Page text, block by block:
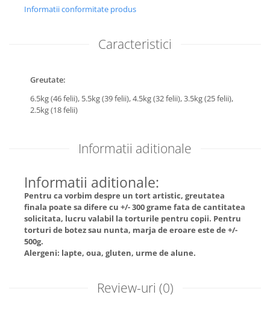
Informatii conformitate produs
Caracteristici
Greutate:
6.5kg (46 felii), 5.5kg (39 felii),4.5kg (32 felii),3.5kg (25 felii),
2.5kg (18 felii)
Informatii aditionale
Informatii aditionale:
Pentru ca vorbim despre un tort artistic, greutatea
finala poate sa difere cu +/- 300 grame fata de cantitatea
solicitata, lucru valabil la torturile pentru copii. Pentru
torturi de botez sau nunta, marja de eroare este de +/-
500g.
Alergeni: lapte, oua, gluten, urme de alune.
Review-uri (0)